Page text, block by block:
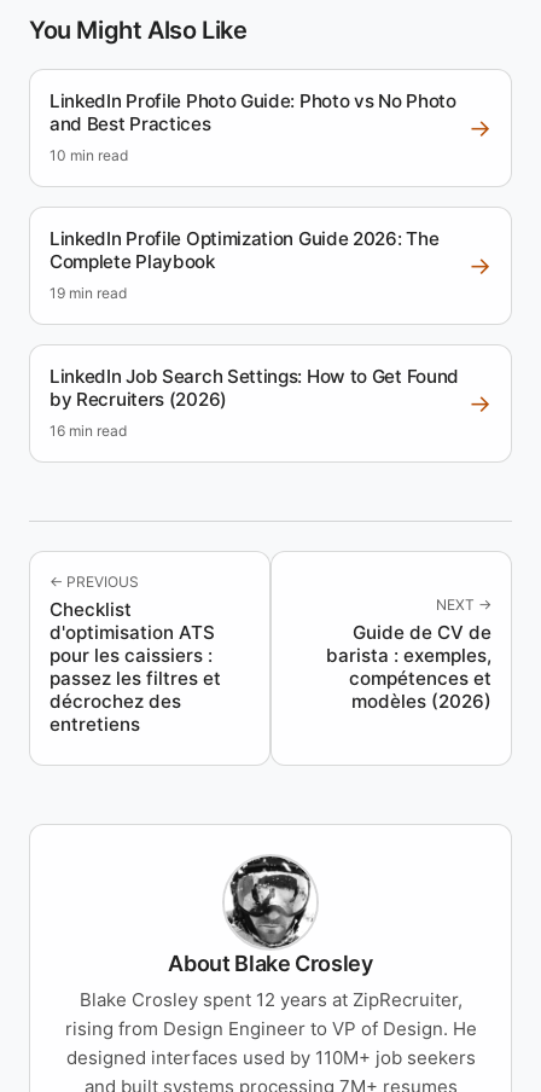
You Might Also Like
LinkedIn Profile Photo Guide: Photo vs No Photo
and Best Practices
10 min read
→
LinkedIn Profile Optimization Guide 2026: The
Complete Playbook
19 min read
→
LinkedIn Job Search Settings: How to Get Found
by Recruiters (2026)
16 min read
→
← PREVIOUS
Checklist
d'optimisation ATS
pour les caissiers :
passez les filtres et
décrochez des
entretiens
NEXT →
Guide de CV de
barista : exemples,
compétences et
modèles (2026)
About Blake Crosley
Blake Crosley spent 12 years at ZipRecruiter,
rising from Design Engineer to VP of Design. He
designed interfaces used by 110M+ job seekers
and built systems processing 7M+ resumes